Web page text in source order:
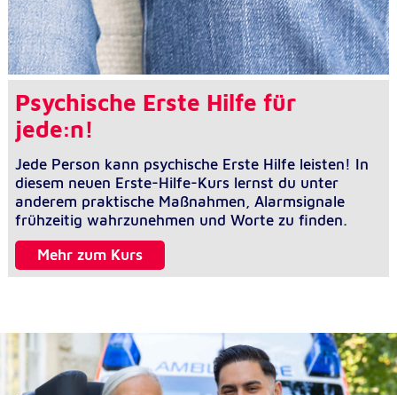
Psychische Erste Hilfe für
jede:n!
Jede Person kann psychische Erste Hilfe leisten! In
diesem neuen Erste-Hilfe-Kurs lernst du unter
anderem praktische Maßnahmen, Alarmsignale
frühzeitig wahrzunehmen und Worte zu finden.
Mehr zum Kurs